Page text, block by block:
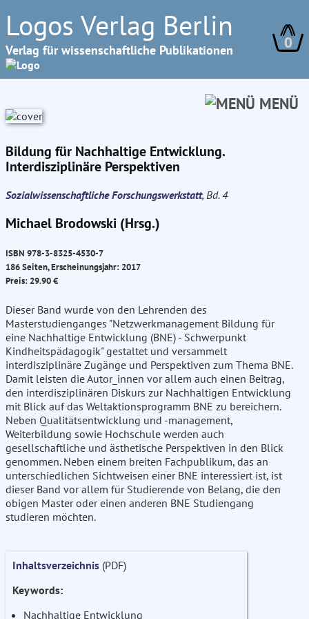
Logos Verlag Berlin
Verlag für wissenschaftliche Publikationen 0
MENÜ
Bildung für Nachhaltige Entwicklung.
Interdisziplinäre Perspektiven
Sozialwissenschaftliche Forschungswerkstatt, Bd. 4
Michael Brodowski (Hrsg.)
ISBN 978-3-8325-4530-7
186 Seiten, Erscheinungsjahr: 2017
Preis: 29.90 €
Dieser Band wurde von den Lehrenden des
Masterstudienganges "Netzwerkmanagement Bildung für
eine Nachhaltige Entwicklung (BNE) - Schwerpunkt
Kindheitspädagogik" gestaltet und versammelt
interdisziplinäre Zugänge und Perspektiven zum Thema BNE.
Damit leisten die Autor_innen vor allem auch einen Beitrag,
den interdisziplinären Diskurs zur Nachhaltigen Entwicklung
mit Blick auf das Weltaktionsprogramm BNE zu bereichern.
Neben Qualitätsentwicklung und -management,
Weiterbildung sowie Hochschule werden auch
gesellschaftliche und ästhetische Perspektiven in den Blick
genommen. Neben einem breiten Fachpublikum, das an
unterschiedlichen Sichtweisen einer BNE interessiert ist, ist
dieser Band vor allem für Studierende von Belang, die den
obigen Master oder einen anderen BNE Studiengang
studieren möchten.
Inhaltsverzeichnis (PDF)
Keywords:
Nachhaltige Entwicklung